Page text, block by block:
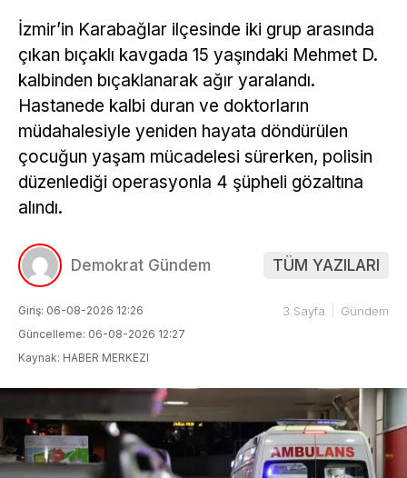
İzmir’in Karabağlar ilçesinde iki grup arasında
çıkan bıçaklı kavgada 15 yaşındaki Mehmet D.
kalbinden bıçaklanarak ağır yaralandı.
Hastanede kalbi duran ve doktorların
müdahalesiyle yeniden hayata döndürülen
çocuğun yaşam mücadelesi sürerken, polisin
düzenlediği operasyonla 4 şüpheli gözaltına
alındı.
Demokrat Gündem TÜM YAZILARI
Giriş: 06-08-2026 12:26
Güncelleme: 06-08-2026 12:27
Kaynak: HABER MERKEZI
3.Sayfa Gündem